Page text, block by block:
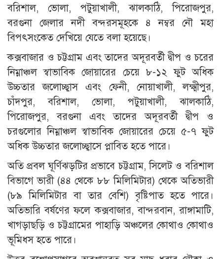
বরিশাল, ভোলা, পটুয়াখালী, ঝালকাঠি, পিরোজপুর,
বরগুনা জেলার নদী বন্দরসমূহকে ৪ নম্বর নৌ মহা
বিপৎসংকেত দেখিয়ে যেতে বলা হয়েছে।
কক্সবাজার ও চট্টগ্রাম এবং তাদের অদূরবর্তী দ্বীপ ও চরের
নিম্নাঞ্চল স্বাভাবিক জোয়ারের চেয়ে ৮-১২ ফুট অধিক
উচ্চতার জলোচ্ছ্বাস এবং ফেনী, নোয়াখালী, লক্ষ্মীপুর,
চাঁদপুর, বরিশাল, ভোলা, পটুয়াখালী, ঝালকাঠি,
পিরোজপুর, বরগুনা এবং তাদের অদূরবর্তী দ্বীপ ও
চরগুলোর নিম্নাঞ্চল স্বাভাবিক জোয়ারের চেয়ে ৫-৭ ফুট
অধিক উচ্চতার জলোচ্ছ্বাসে প্লাবিত হতে পারে।
অতি প্রবল ঘূর্ণিঝড়টির প্রভাবে চট্টগ্রাম, সিলেট ও বরিশাল
বিভাগে ভারী (৪৪ থেকে ৮৮ মিলিমিটার) থেকে অতিভারী
(৮৯ মিলিমিটার বা তার বেশি) বৃষ্টিপাত হতে পারে।
অতিভারি বর্ষণের ফলে কক্সবাজার, বান্দরবান, রাঙ্গামাটি,
খাগড়াছড়ি ও চট্টগ্রামের পাহাড়ি অঞ্চলের কোথাও কোথাও
ভূমিধস হতে পারে।